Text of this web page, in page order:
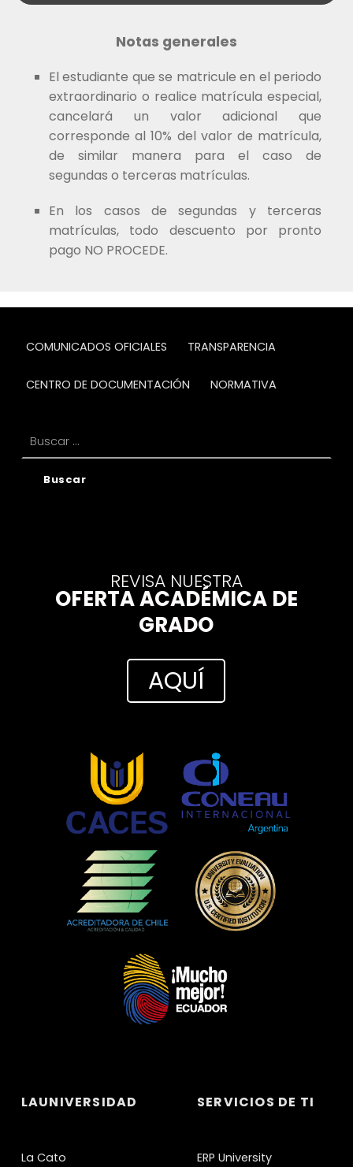
Notas generales
El estudiante que se matricule en el periodo
extraordinario o realice matrícula especial,
cancelará un valor adicional que
corresponde al 10% del valor de matrícula,
de similar manera para el caso de
segundas o terceras matrículas.
En los casos de segundas y terceras
matrículas, todo descuento por pronto
pago NO PROCEDE.
COMUNICADOS OFICIALES TRANSPARENCIA
CENTRO DE DOCUMENTACIÓN NORMATIVA
REVISA NUESTRA
OFERTA ACADÉMICA DE
GRADO
AQUÍ
LAUNIVERSIDAD
La Cato
SERVICIOS DE TI
ERP University